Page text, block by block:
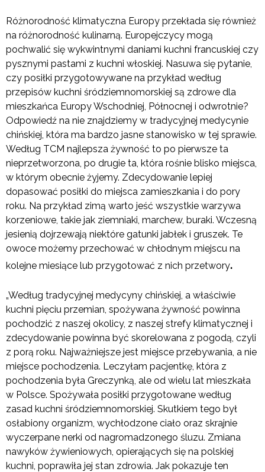
Różnorodność klimatyczna Europy przekłada się również
na różnorodność kulinarną. Europejczycy mogą
pochwalić się wykwintnymi daniami kuchni francuskiej czy
pysznymi pastami z kuchni włoskiej. Nasuwa się pytanie,
czy posiłki przygotowywane na przykład według
przepisów kuchni śródziemnomorskiej są zdrowe dla
mieszkańca Europy Wschodniej, Północnej i odwrotnie?
Odpowiedź na nie znajdziemy w tradycyjnej medycynie
chińskiej, która ma bardzo jasne stanowisko w tej sprawie.
Według TCM najlepsza żywność to po pierwsze ta
nieprzetworzona, po drugie ta, która rośnie blisko miejsca,
w którym obecnie żyjemy. Zdecydowanie lepiej
dopasować posiłki do miejsca zamieszkania i do pory
roku. Na przykład zimą warto jeść wszystkie warzywa
korzeniowe, takie jak ziemniaki, marchew, buraki. Wczesną
jesienią dojrzewają niektóre gatunki jabłek i gruszek. Te
owoce możemy przechować w chłodnym miejscu na
kolejne miesiące lub przygotować z nich przetwory.
„Według tradycyjnej medycyny chińskiej, a właściwie
kuchni pięciu przemian, spożywana żywność powinna
pochodzić z naszej okolicy, z naszej strefy klimatycznej i
zdecydowanie powinna być skorelowana z pogodą, czyli
z porą roku. Najważniejsze jest miejsce przebywania, a nie
miejsce pochodzenia. Leczyłam pacjentkę, która z
pochodzenia była Greczynką, ale od wielu lat mieszkała
w Polsce. Spożywała posiłki przygotowane według
zasad kuchni śródziemnomorskiej. Skutkiem tego był
osłabiony organizm, wychłodzone ciało oraz skrajnie
wyczerpane nerki od nagromadzonego śluzu. Zmiana
nawyków żywieniowych, opierających się na polskiej
kuchni, poprawiła jej stan zdrowia. Jak pokazuje ten